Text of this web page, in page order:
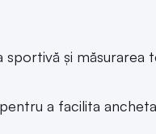
și măsurarea
a facilita